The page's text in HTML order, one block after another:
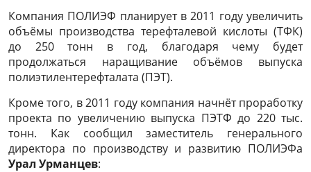
Компания ПОЛИЭФ планирует в 2011 году увеличить
объёмы производства терефталевой кислоты (ТФК)
до 250 тонн в год, благодаря чему будет
продолжаться наращивание объёмов выпуска
полиэтилентерефталата (ПЭТ).
Кроме того, в 2011 году компания начнёт проработку
проекта по увеличению выпуска ПЭТФ до 220 тыс.
тонн. Как сообщил заместитель генерального
директора по производству и развитию ПОЛИЭФа
Урал Урманцев: